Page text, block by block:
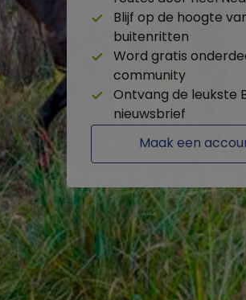
Blijf op de hoogte
buitenritten
Word gratis
community
Ontvang de leukste
nieuwsbrief
Maak een